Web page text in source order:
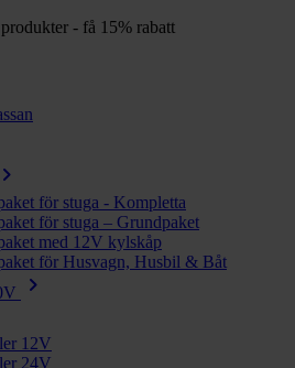
- få 15% rabatt
chevron_right
för stuga - Kompletta
för stuga – Grundpaket
med 12V kylskåp
för Husvagn, Husbil & Båt
chevron_right
12V
24V